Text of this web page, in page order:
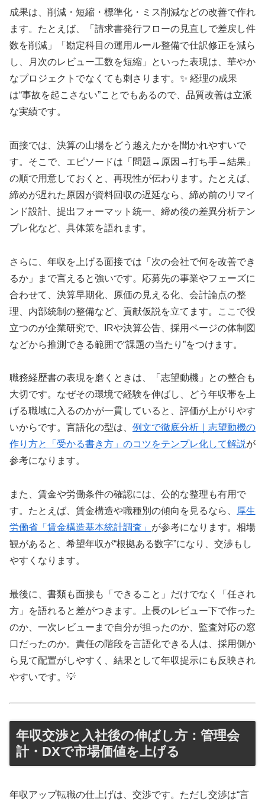
成果は、削減・短縮・標準化・ミス削減などの改善で作れ
ます。たとえば、「請求書発行フローの見直しで差戻し件
数を削減」「勘定科目の運用ルール整備で仕訳修正を減ら
し、月次のレビュー工数を短縮」といった表現は、華やか
なプロジェクトでなくても刺さります。✨ 経理の成果
は“事故を起こさない”ことでもあるので、品質改善は立派
な実績です。
面接では、決算の山場をどう越えたかを聞かれやすいで
す。そこで、エピソードは「問題→原因→打ち手→結果」
の順で用意しておくと、再現性が伝わります。たとえば、
締めが遅れた原因が資料回収の遅延なら、締め前のリマイ
ンド設計、提出フォーマット統一、締め後の差異分析テン
プレ化など、具体策を語れます。
さらに、年収を上げる面接では「次の会社で何を改善でき
るか」まで言えると強いです。応募先の事業やフェーズに
合わせて、決算早期化、原価の見える化、会計論点の整
理、内部統制の整備など、貢献仮説を立てます。ここで役
立つのが企業研究で、IRや決算公告、採用ページの体制図
などから推測できる範囲で“課題の当たり”をつけます。
職務経歴書の表現を磨くときは、「志望動機」との整合も
大切です。なぜその環境で経験を伸ばし、どう年収帯を上
げる職域に入るのかが一貫していると、評価が上がりやす
いからです。言語化の型は、 例文で徹底分析｜志望動機の
作り方と「受かる書き方」のコツをテンプレ化して解説が
参考になります。
また、賃金や労働条件の確認には、公的な整理も有用で
す。たとえば、賃金構造や職種別の傾向を見るなら、
厚生
労働省「賃金構造基本統計調査」 が参考になります。相場
観があると、希望年収が“根拠ある数字”になり、交渉もし
やすくなります。
最後に、書類も面接も「できること」だけでなく「任され
方」を語れると差がつきます。上長のレビュー下で作った
のか、一次レビューまで自分が担ったのか、監査対応の窓
口だったのか。責任の階段を言語化できる人は、採用側か
ら見て配置がしやすく、結果として年収提示にも反映され
やすいです。💡
年収交渉と入社後の伸ばし方：管理会
計・DXで市場価値を上げる
年収アップ転職の仕上げは、交渉です。ただし交渉は“言